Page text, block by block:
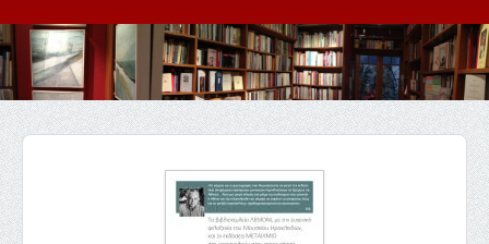
Εκδηλώσεις
Επικοινωνία